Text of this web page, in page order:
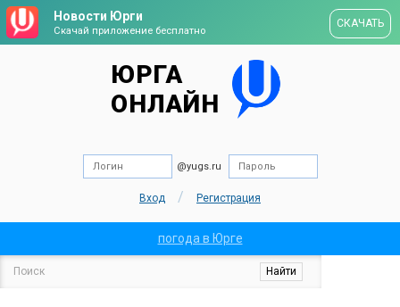
Новости Юрги
Скачай приложение бесплатно
СКАЧАТЬ
ЮРГА
ОНЛАЙН
@yugs.ru
Вход / Регистрация
погода в Юрге